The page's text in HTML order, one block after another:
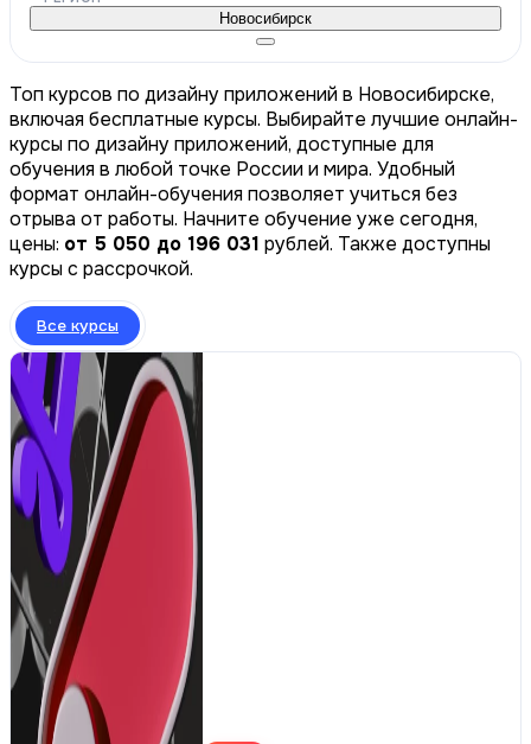
Новосибирск
Топ курсов по дизайну приложений в Новосибирске,
включая бесплатные курсы. Выбирайте лучшие онлайн-
курсы по дизайну приложений, доступные для
обучения в любой точке России и мира. Удобный
формат онлайн-обучения позволяет учиться без
отрыва от работы. Начните обучение уже сегодня,
цены: от 5 050 до 196 031 рублей. Также доступны
курсы с рассрочкой.
Все курсы